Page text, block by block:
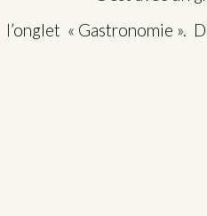
l’onglet « Gastronomie ».